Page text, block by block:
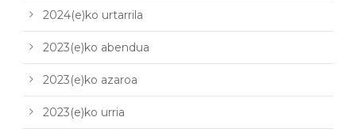
2024(e)ko urtarrila
2023(e)ko abendua
2023(e)ko azaroa
2023(e)ko urria